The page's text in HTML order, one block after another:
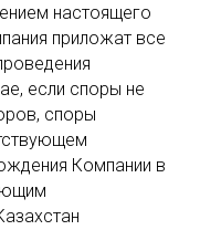
настоящего
приложат все
если споры не
споры
Компании в